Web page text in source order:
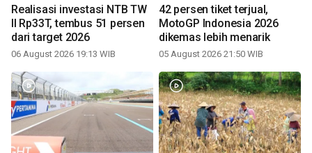
Realisasi investasi NTB TW
II Rp33T, tembus 51 persen
dari target 2026
06 August 2026 19:13 WIB
42 persen tiket terjual,
MotoGP Indonesia 2026
dikemas lebih menarik
05 August 2026 21:50 WIB